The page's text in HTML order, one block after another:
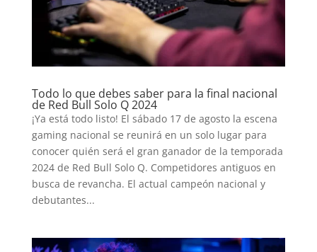
Todo lo que debes saber para la final nacional
de Red Bull Solo Q 2024
¡Ya está todo listo! El sábado 17 de agosto la escena
gaming nacional se reunirá en un solo lugar para
conocer quién será el gran ganador de la temporada
2024 de Red Bull Solo Q. Competidores antiguos en
busca de revancha. El actual campeón nacional y
debutantes...